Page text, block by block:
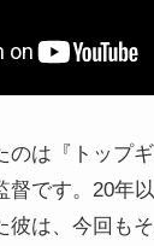
のは『トップ
督です。20年
彼は、今回も